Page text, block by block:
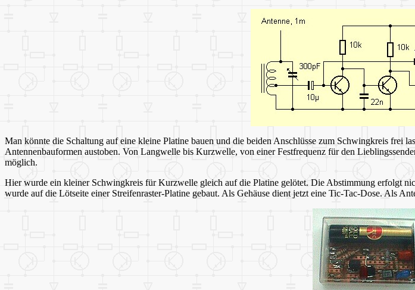
Man könnte die Schaltung auf eine kleine Platine bauen und die beiden Anschlüsse zum Schwingkreis frei
Antennenbauformen austoben. Von Langwelle bis Kurzwelle, von einer Festfrequenz für den
möglich.
Hier wurde ein kleiner Schwingkreis für Kurzwelle gleich auf die Platine gelötet. Die Abstimmung erfolgt
wurde auf die Lötseite einer Streifenraster-Platine gebaut. Als Gehäuse dient jetzt eine Tic-Tac-Dose. Als